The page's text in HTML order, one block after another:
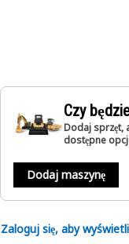
Czy
Dodaj sprzęt,
dostępne
Dodaj maszynę
Zaloguj się, aby